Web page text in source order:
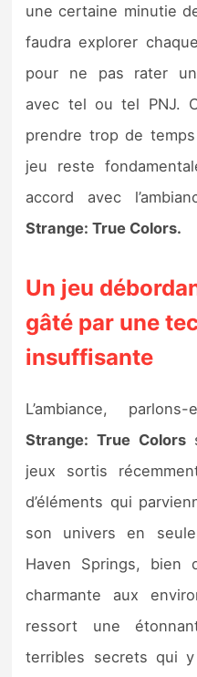
une certaine minutie
faudra explorer
pour ne pas rater
avec tel ou tel PNJ.
prendre trop de
jeu reste
accord avec
Strange: True Colors.
Un jeu
gâté par une
insuffisante
L’ambiance,
Strange: True Colors
jeux sortis
d’éléments qui
son univers en
Haven Springs,
charmante aux
ressort une
terribles secrets qui